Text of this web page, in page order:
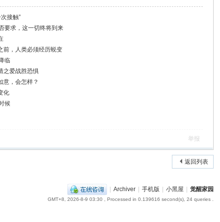
接触”
要求，这一切终将到来
前，人类必须经历蜕变
临
之爱战胜恐惧
意，会怎样？
化
候
举报
返回列表
| Archiver | 手机版 | 小黑屋 | 觉醒家园
GMT+8, 2026-8-9 03:30 , Processed in 0.139616 second(s), 24 queries .